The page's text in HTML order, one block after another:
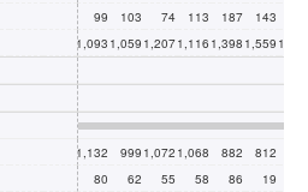
99 103 74 113 187 143
1,093 1,059 1,2071,116 1,398 1,559
1,132 999 1,072 1,068 882 812
80 62 55 58 86 19